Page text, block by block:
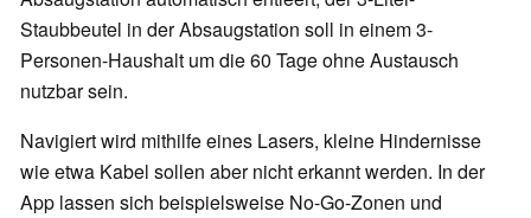
Staubbeutel in der Absaugstation soll in einem 3-
Personen-Haushalt um die 60 Tage ohne Austausch
nutzbar sein.
Navigiert wird mithilfe eines Lasers, kleine Hindernisse
wie etwa Kabel sollen aber nicht erkannt werden. In der
App lassen sich beispielsweise No-Go-Zonen und